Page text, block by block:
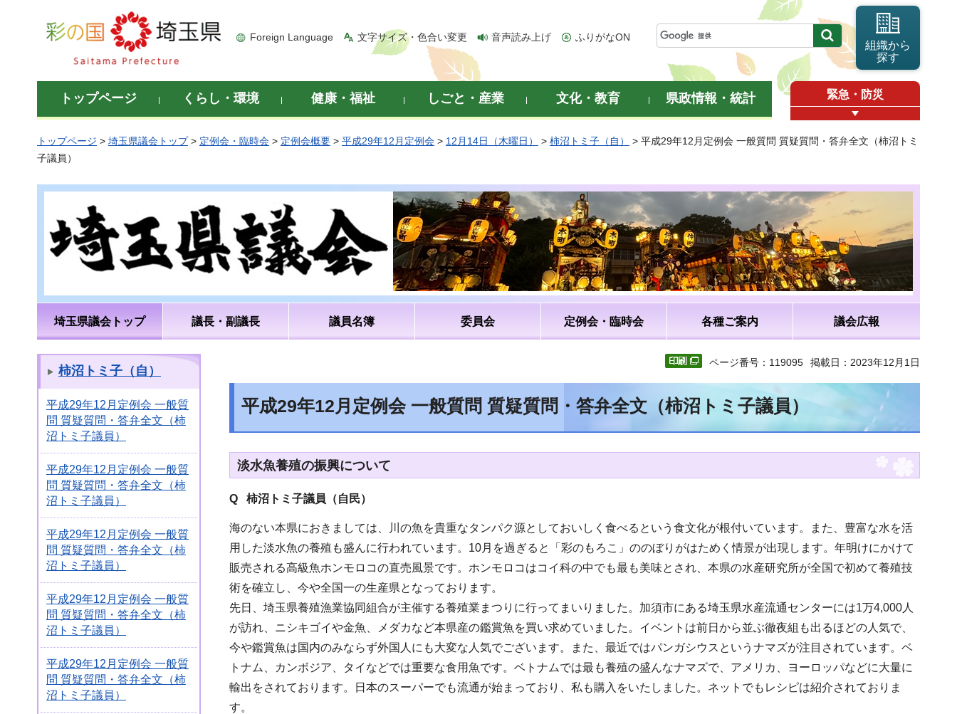
彩の国 埼玉県
Foreign Language 文字サイズ・色合い変更 音声読み上げ ふりがなON
組織から
探す
トップページ くらし・環境 健康・福祉 しごと・産業 文化・教育 県政情報・統計 緊急・防災
トップページ > 埼玉県議会トップ> 定例会・臨時会 > 定例会概要 > 平成29年12月定例会 > 12月14日（木曜日） > 柿沼トミ子（自）
> 平成29年12月定例会 一般質問 質疑質問・答弁全文（柿沼トミ
子議員）
埼玉県議会トップ 議長・副議長 議員名簿 委員会 定例会・臨時会 各種ご案内 議会広報
柿沼トミ子（自）
平成29年12月定例会 一般質
問 質疑質問・答弁全文（柿
沼トミ子議員）
平成29年12月定例会 一般質
問 質疑質問・答弁全文（柿
沼トミ子議員）
平成29年12月定例会 一般質
問 質疑質問・答弁全文（柿
沼トミ子議員）
平成29年12月定例会 一般質
問 質疑質問・答弁全文（柿
沼トミ子議員）
平成29年12月定例会 一般質
問 質疑質問・答弁全文（柿
沼トミ子議員）
ページ番号：119095 掲載日：2023年12月1日
平成29年12月定例会 一般質問 質疑質問・答弁全文（柿沼トミ子議員）
淡水魚養殖の振興について
Q 柿沼トミ子議員（自民）
海のない本県におきましては、川の魚を貴重なタンパク源としておいしく食べるという食文化が根付いています。また、豊富な水を活
用した淡水魚の養殖も盛んに行われています。10月を過ぎると「彩のもろこ」ののぼりがはためく情景が出現します。年明けにかけて
販売される高級魚ホンモロコの直売風景です。ホンモロコはコイ科の中でも最も美味とされ、本県の水産研究所が全国で初めて養殖技
術を確立し、今や全国一の生産県となっております。
先日、埼玉県養殖漁業協同組合が主催する養殖業まつりに行ってまいりました。加須市にある埼玉県水産流通センターには1万4,000人
が訪れ、ニシキゴイや金魚、メダカなど本県産の鑑賞魚を買い求めていました。イベントは前日から並ぶ徹夜組も出るほどの人気で、
今や鑑賞魚は国内のみならず外国人にも大変な人気でございます。また、最近ではパンガシウスというナマズが注目されています。ベ
トナム、カンボジア、タイなどでは重要な食用魚です。ベトナムでは最も養殖の盛んなナマズで、アメリカ、ヨーロッパなどに大量に
輸出をされております。日本のスーパーでも流通が始まっており、私も購入をいたしました。ネットでもレシピは紹介されておりま
す。